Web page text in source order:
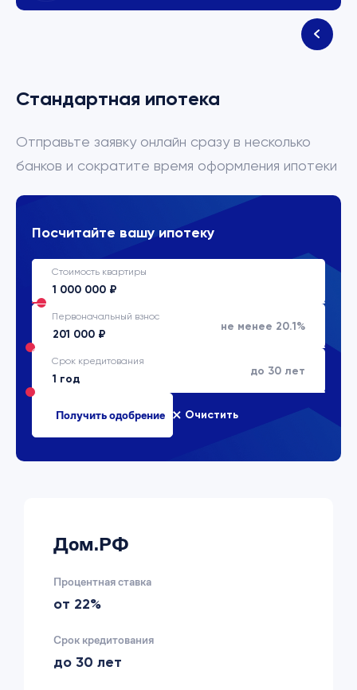
Стандартная ипотека
Отправьте заявку онлайн сразу в несколько
банков и сократите время оформления ипотеки
Посчитайте вашу ипотеку
Стоимость квартиры
Первоначальный взнос
не менее 20.1%
Срок кредитования
до 30 лет
Очистить
Дом.РФ
Процентная ставка
от 22%
Срок кредитования
до 30 лет